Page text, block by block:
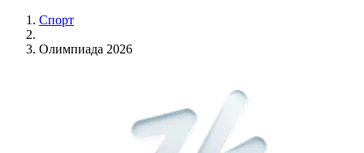
Спорт
Олимпиада 2026